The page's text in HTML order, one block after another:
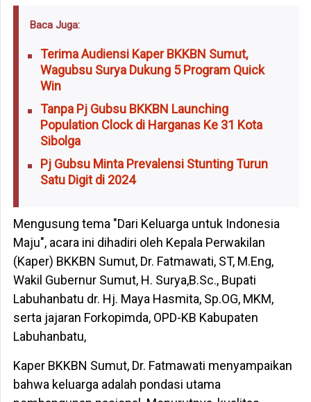
Baca Juga:
Terima Audiensi Kaper BKKBN Sumut,
Wagubsu Surya Dukung 5 Program Quick
Win
Tanpa Pj Gubsu BKKBN Launching
Population Clock di Harganas Ke 31 Kota
Sibolga
Pj Gubsu Minta Prevalensi Stunting Turun
Satu Digit di 2024
Mengusung tema "Dari Keluarga untuk Indonesia
Maju", acara ini dihadiri oleh Kepala Perwakilan
(Kaper) BKKBN Sumut, Dr. Fatmawati, ST, M.Eng,
Wakil Gubernur Sumut, H. Surya,B.Sc., Bupati
Labuhanbatu dr. Hj. Maya Hasmita, Sp.OG, MKM,
serta jajaran Forkopimda, OPD-KB Kabupaten
Labuhanbatu,
Kaper BKKBN Sumut, Dr. Fatmawati menyampaikan
bahwa keluarga adalah pondasi utama